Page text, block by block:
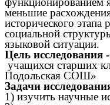
меньшие
исторического этапа
социальной
языковой ситуации.
Цель исследования -
учащихся старших
Подольская СОШ»
Задачи
1) изучить научные